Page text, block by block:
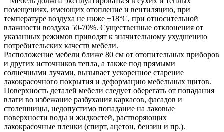
помещениях, имеющих отопление и вентиляцию, при
температуре воздуха не ниже +18°C, при относительной
влажности воздуха 50-70%. Существенные отклонения от
указанных режимов приводят к значительному ухудшению
потребительских качеств мебели.
Расположение мебели ближе 80 см от отопительных приборов
и других источников тепла, а также под прямыми
солнечными лучами, вызывает ускоренное старение
лакокрасочного покрытия и деформацию мебельных щитов.
Поверхность деталей мебели следует оберегать от попадания
влаги во избежание разбухания каркасов, фасадов и
столешницы, недопустимо попадание на лаковые
поверхности воды и жидкостей, растворяющих
лакокрасочные пленки (спирт, ацетон, бензин и пр.).